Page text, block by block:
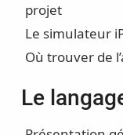
projet
Le simulateur
Où trouver de
Le